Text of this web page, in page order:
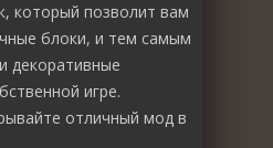
который позволит вам
блоки, и тем самым
декоративные
игре.
отличный мод в